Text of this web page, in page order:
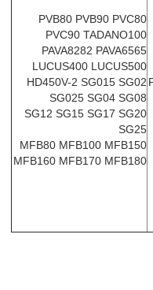
PVB80 PVB90 PVC80
PVC90 TADANO100
PAVA8282 PAVA6565
LUCUS400 LUCUS500
HD450V-2 SG015 SG02
SG025 SG04 SG08
SG12 SG15 SG17 SG20
SG25
MFB80 MFB100 MFB150
MFB160 MFB170 MFB180